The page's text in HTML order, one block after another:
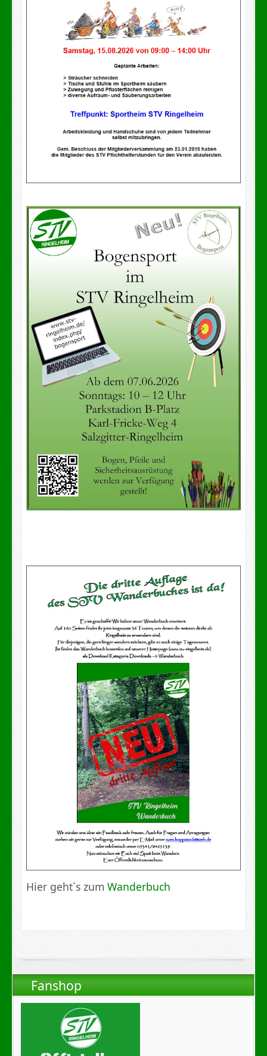
Fanshop
Hier geht`s zum Wanderbuch